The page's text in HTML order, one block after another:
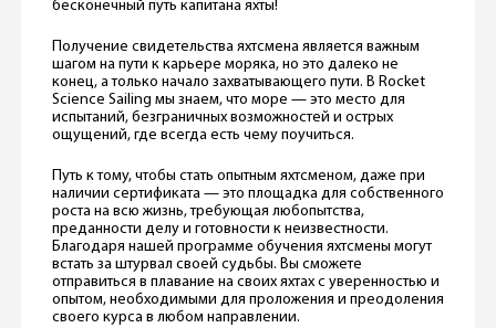
бесконечный путь капитана яхты!
Получение свидетельства яхтсмена является важным
шагом на пути к карьере моряка, но это далеко не
конец, а только начало захватывающего пути. В Rocket
Science Sailing мы знаем, что море — это место для
испытаний, безграничных возможностей и острых
ощущений, где всегда есть чему поучиться.
Путь к тому, чтобы стать опытным яхтсменом, даже при
наличии сертификата — это площадка для собственного
роста на всю жизнь, требующая любопытства,
преданности делу и готовности к неизвестности.
Благодаря нашей программе обучения яхтсмены могут
встать за штурвал своей судьбы. Вы сможете
отправиться в плавание на своих яхтах с уверенностью и
опытом, необходимыми для проложения и преодоления
своего курса в любом направлении.